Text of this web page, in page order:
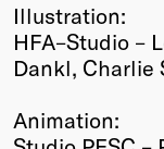
Illustration:
HFA–Studio –
Dankl, Charlie
Animation: